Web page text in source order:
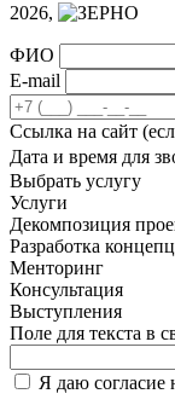
2026,
ФИО
E-mail
Cсылка на сайт
Дата и время для
Выбрать услугу
Услуги
Декомпозиция
Разработка
Менторинг
Консультация
Выступления
Поле для текста в
Я даю согласие